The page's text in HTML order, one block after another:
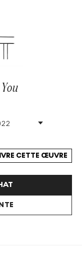
CETTE ŒUVRE